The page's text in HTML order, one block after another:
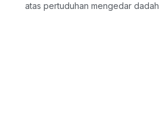
atas pertuduhan mengedar dadah